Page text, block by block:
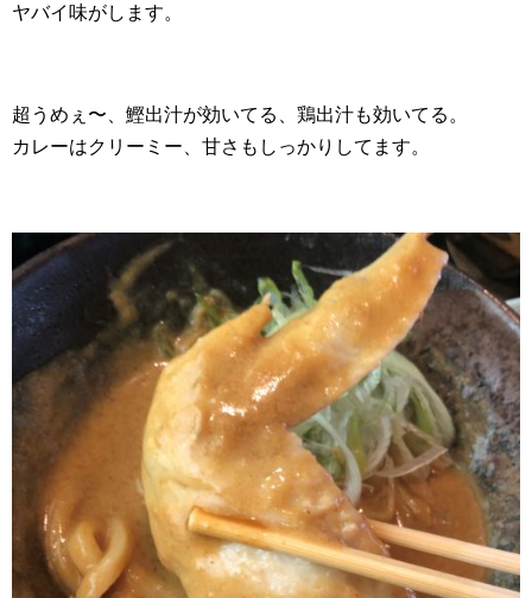
ヤバイ味がします。
超うめぇ〜、鰹出汁が効いてる、鶏出汁も効いてる。
カレーはクリーミー、甘さもしっかりしてます。